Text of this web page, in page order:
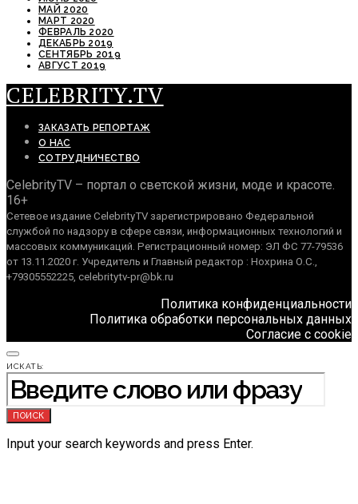
МАЙ 2020
МАРТ 2020
ФЕВРАЛЬ 2020
ДЕКАБРЬ 2019
СЕНТЯБРЬ 2019
АВГУСТ 2019
CELEBRITY.TV
ЗАКАЗАТЬ РЕПОРТАЖ
О НАС
СОТРУДНИЧЕСТВО
CelebrityTV – портал о светской жизни, моде и красоте.
16+
Сетевое издание CelebrityTV зарегистрировано Федеральной
службой по надзору в сфере связи, информационных технологий и
массовых коммуникаций. Регистрационный номер: ЭЛ ФС 77-79536
от 13.11.2020 г. Учредитель и Главный редактор : Нохрина О.С.,
+79305552225, celebritytv-pr@bk.ru
Политика конфиденциальности
Политика обработки персональных данных
Согласие с cookie
ИСКАТЬ:
ПОИСК
Input your search keywords and press Enter.